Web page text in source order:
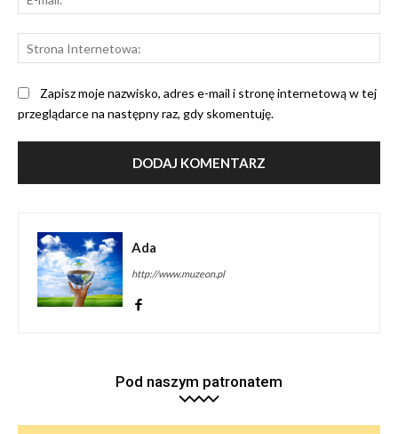
Zapisz moje nazwisko, adres e-mail i stronę internetową w tej
przeglądarce na następny raz, gdy skomentuję.
Ada
http://www.muzeon.pl
Pod naszym patronatem